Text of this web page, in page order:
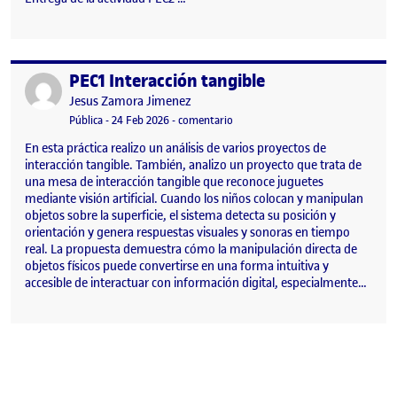
Publicado porPEC1 Interacción tangible
Publicado por
Jesus Zamora Jimenez
Visibilidad:
Pública-Fecha de publicación
24 Feb 2026-comentario
En esta práctica realizo un análisis de varios proyectos de
interacción tangible. También, analizo un proyecto que trata de
una mesa de interacción tangible que reconoce juguetes
mediante visión artificial. Cuando los niños colocan y manipulan
objetos sobre la superficie, el sistema detecta su posición y
orientación y genera respuestas visuales y sonoras en tiempo
real. La propuesta demuestra cómo la manipulación directa de
objetos físicos puede convertirse en una forma intuitiva y
accesible de interactuar con información digital, especialmente…